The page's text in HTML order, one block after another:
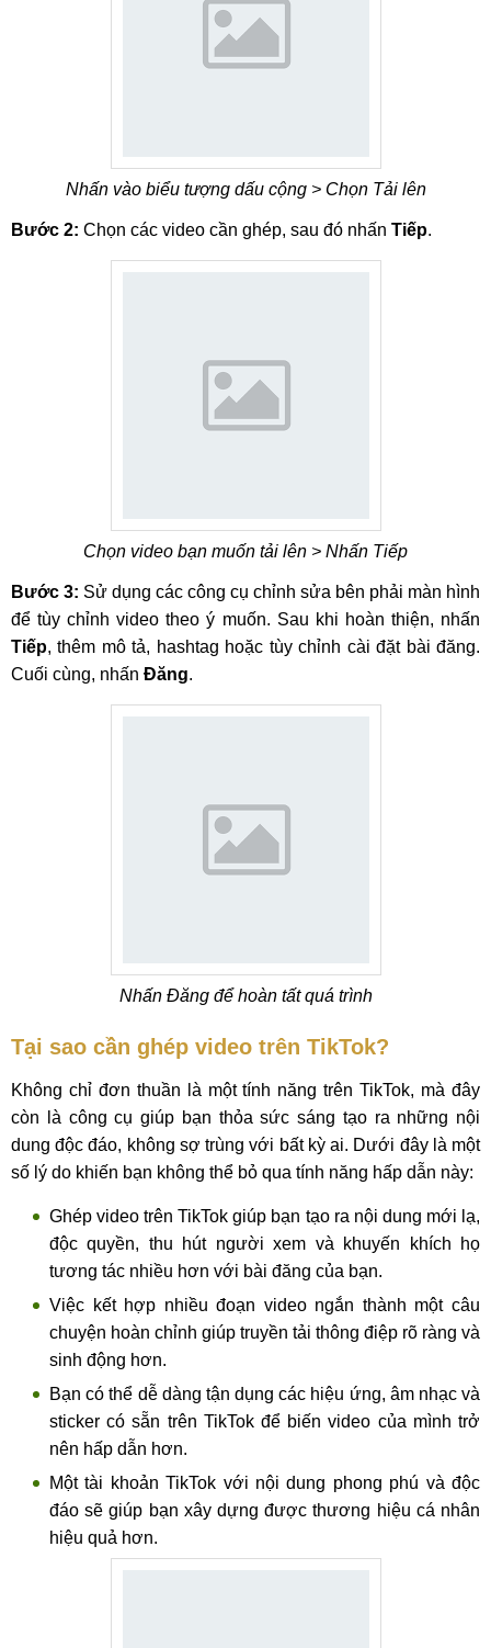
Nhấn vào biểu tượng dấu cộng > Chọn Tải lên
Bước 2: Chọn các video cần ghép, sau đó nhấn Tiếp.
Chọn video bạn muốn tải lên > Nhấn Tiếp
Bước 3: Sử dụng các công cụ chỉnh sửa bên phải màn hình
để tùy chỉnh video theo ý muốn. Sau khi hoàn thiện, nhấn
Tiếp, thêm mô tả, hashtag hoặc tùy chỉnh cài đặt bài đăng.
Cuối cùng, nhấn Đăng.
Nhấn Đăng để hoàn tất quá trình
Tại sao cần ghép video trên TikTok?
Không chỉ đơn thuần là một tính năng trên TikTok, mà đây
còn là công cụ giúp bạn thỏa sức sáng tạo ra những nội
dung độc đáo, không sợ trùng với bất kỳ ai. Dưới đây là một
số lý do khiến bạn không thể bỏ qua tính năng hấp dẫn này:
Ghép video trên TikTok giúp bạn tạo ra nội dung mới lạ,
độc quyền, thu hút người xem và khuyến khích họ
tương tác nhiều hơn với bài đăng của bạn.
Việc kết hợp nhiều đoạn video ngắn thành một câu
chuyện hoàn chỉnh giúp truyền tải thông điệp rõ ràng và
sinh động hơn.
Bạn có thể dễ dàng tận dụng các hiệu ứng, âm nhạc và
sticker có sẵn trên TikTok để biến video của mình trở
nên hấp dẫn hơn.
Một tài khoản TikTok với nội dung phong phú và độc
đáo sẽ giúp bạn xây dựng được thương hiệu cá nhân
hiệu quả hơn.